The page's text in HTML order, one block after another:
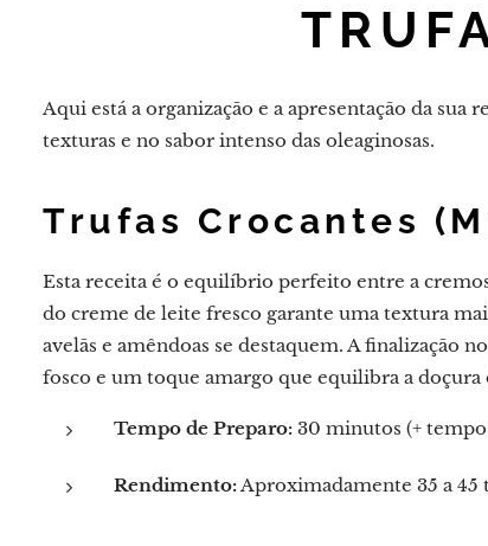
Aqui está a organização e a apresentação da sua
texturas e no sabor intenso das oleaginosas.
Trufas Crocantes
Esta receita é o equilíbrio perfeito entre a
do creme de leite fresco garante uma textura
avelãs e amêndoas se destaquem. A finalização
fosco e um toque amargo que equilibra a
Tempo de Preparo: 30 minutos (+
Rendimento:Aproximadamente 35 a 45